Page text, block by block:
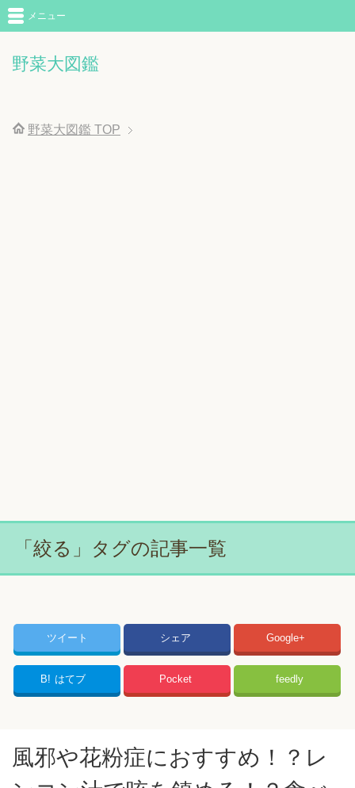
野菜大図鑑
メニュー
野菜大図鑑 TOP
「絞る」タグの記事一覧
ツイート シェア Google+
B! はてブ Pocket feedly
風邪や花粉症におすすめ！？レ